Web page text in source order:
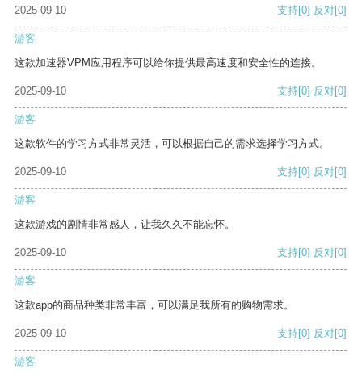
2025-09-10 支持[0] 反对[0]
游客
这款加速器VPM应用程序可以给你提供最高速度和安全性的连接。
2025-09-10 支持[0] 反对[0]
游客
这款软件的学习方式非常灵活，可以根据自己的需求选择学习方式。
2025-09-10 支持[0] 反对[0]
游客
这款游戏的剧情非常感人，让我久久不能忘怀。
2025-09-10 支持[0] 反对[0]
游客
这款app的商品种类非常丰富，可以满足我所有的购物需求。
2025-09-10 支持[0] 反对[0]
游客